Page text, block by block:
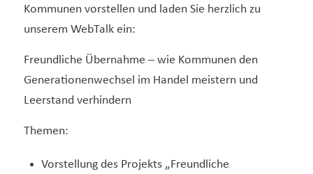
Kommunen vorstellen und laden Sie herzlich zu
unserem WebTalk ein:
Freundliche Übernahme – wie Kommunen den
Generationenwechsel im Handel meistern und
Leerstand verhindern
Themen:
Vorstellung des Projekts „Freundliche